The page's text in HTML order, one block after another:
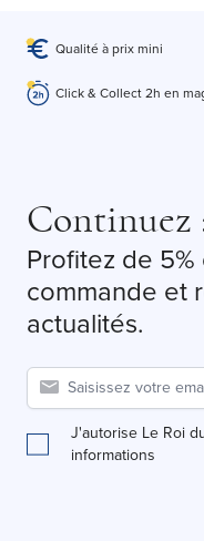
Qualité à prix mini
Click & Collect 2h en
Continuez
Profitez de
commande et
actualités.
J'autorise Le Roi
informations